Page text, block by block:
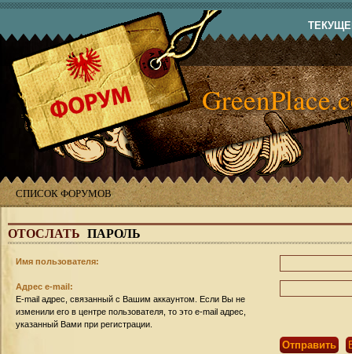
СПИСОК ФОРУМОВ
ОТОСЛАТЬ ПАРОЛЬ
Имя пользователя:
Адрес e-mail:
E-mail адрес, связанный с Вашим аккаунтом. Если Вы не
изменили его в центре пользователя, то это e-mail адрес,
указанный Вами при регистрации.